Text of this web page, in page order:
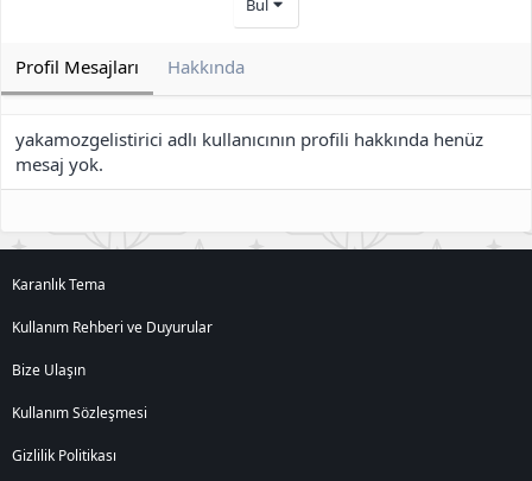
Bul
Profil Mesajları Hakkında
yakamozgelistirici adlı kullanıcının profili hakkında henüz
mesaj yok.
Karanlık Tema
Kullanım Rehberi ve Duyurular
Bize Ulaşın
Kullanım Sözleşmesi
Gizlilik Politikası